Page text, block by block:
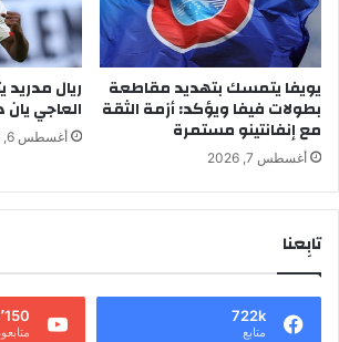
يويفا يتمسك بتهديد مقاطعة
بطولات فيفا ويؤكد: أزمة الثقة
مع إنفانتينو مستمرة
أغسطس 7, 2026
ريال مدريد
العاجي
أغسطس 6, 2026
تابِعنا
722k
متابع